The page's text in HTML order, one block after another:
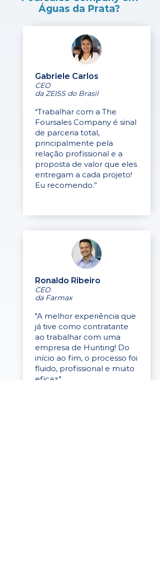
Águas da Prata?
Gabriele Carlos
CEO
da ZEISS do Brasil
“Trabalhar com a The
Foursales Company é sinal
de parceria total,
principalmente pela
relação profissional e a
proposta de valor que eles
entregam a cada projeto!
Eu recomendo.”
Ronaldo Ribeiro
CEO
da Farmax
"A melhor experiência que
já tive como contratante
ao trabalhar com uma
empresa de Hunting! Do
início ao fim, o processo foi
fluido, profissional e muito
eficaz."